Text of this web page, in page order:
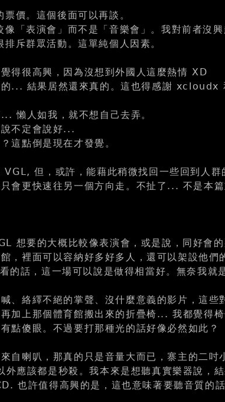
價。這個後面可以再談。
「表演會」而不是「音樂會」。我對前者沒興
斥群眾活動。這單純個人因素。
得很高興，因為沒想到外國人這麼熱情 XD
... 結果居然還來真的。這也得感謝 xcloudx
懶人如我，就不想自己去弄。
不定會說好...
這點倒是現在才發覺。
VGL, 但，或許，能藉此稍微找回一些回到人
會更快速往另一個方向走。不扯了... 不是本篇
想要的大概比較像表演會，或是說，同好會的
，裡面可以容納好多好多人，還可以架設他們
話，這一場可以說是做得相當好。無奈我就
、絡繹不絕的掌聲、沒什麼意義的影片，這些
加上那個體育館搬出來的折疊椅... 我都覺得椅
點傻眼。不過要打那種光的話好像必然如此？
自喇叭，那真的只是音量大而已，寨主的二
應該都是秒殺。我本來是想聽真實樂器說，
也許值得高興的是，這也意味著要聽音質的話